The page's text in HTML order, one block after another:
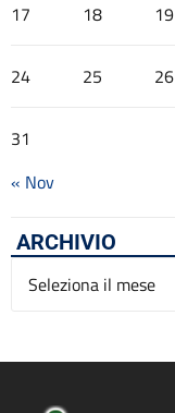
17 18 19
24 25 26
31
« Nov
ARCHIVIO
Archivio